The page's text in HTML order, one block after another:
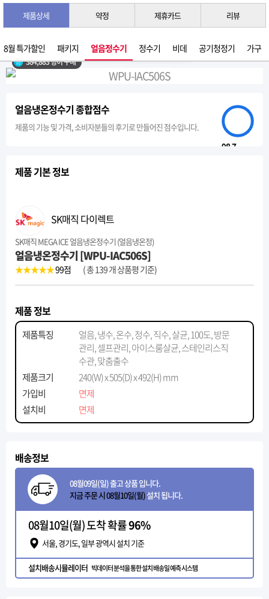
8월 특가할인 패키지 얼음정수기 정수기 비데 공기청정기 가구
제품상세 약정 제휴카드 리뷰
3초 간편 견적 받기 →
2026년 07월 생산
384,883 명이 구매
얼음냉온정수기 종합점수
제품의 기능 및 가격, 소비자분들의 후기로 만들어진 점수입니다.
98.7
제품 기본 정보
SK매직 다이렉트
SK매직 MEGA ICE 얼음냉온정수기 (얼음냉온정)
얼음냉온정수기 [WPU-IAC506S]
★★★★★99점 ( 총 139 개 상품평 기준)
제품 정보
제품특징
얼음, 냉수, 온수, 정수, 직수, 살균, 100도, 방문
관리, 셀프관리, 아이스룸살균, 스테인리스직
수관, 맞춤출수
제품크기
240(W) x 505(D) x 492(H) mm
가입비
면제
설치비
면제
배송정보
08월09일(일) 출고 상품 입니다.
지금 주문 시 08월10일(월)설치 됩니다.
08월10일(월) 도착 확률96%
서울, 경기도, 일부 광역시 설치 기준
설치배송시뮬레이터 빅데이터 분석을 통한 설치 배송일 예측 시스템